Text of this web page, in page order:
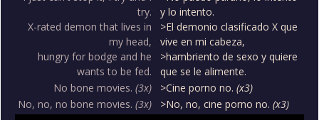
try.
X-rated demon that lives in
my head,
hungry for bodge and he
wants to be fed.
y lo intento.
>El demonio clasificado X que
vive en mi cabeza,
>hambriento de sexo y quiere
que se le alimente.
No bone movies. (3x) >Cine porno no. (x3)
No, no, no bone movies. (3x) >No, no, cine porno no. (x3)